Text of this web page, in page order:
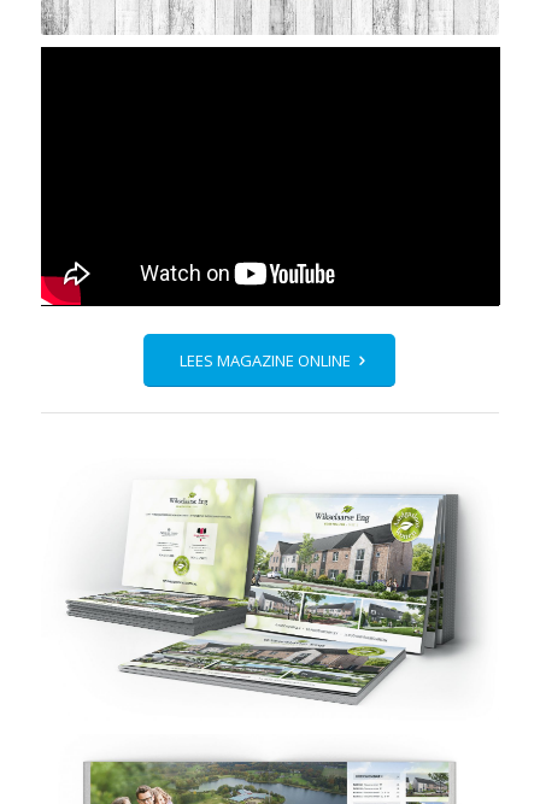
LEES MAGAZINE ONLINE